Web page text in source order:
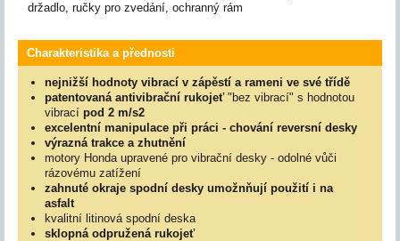
držadlo, ručky pro zvedání, ochranný rám
Charakteristika a přednosti
nejnižší hodnoty vibrací v zápěstí a rameni ve své třídě
patentovaná antivibrační rukojeť"bez vibrací" s hodnotou
vibrací pod 2 m/s2
excelentní manipulace při práci - chování reversní desky
výrazná trakce a zhutnění
motory Honda upravené pro vibrační desky - odolné vůči
rázovému zatížení
zahnuté okraje spodní desky umožnňují použití i na
asfalt
kvalitní litinová spodní deska
sklopná odpružená rukojeť